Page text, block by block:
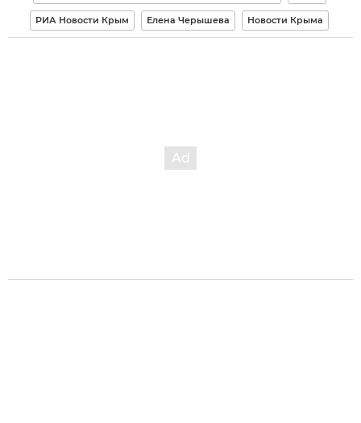
РИА Новости Крым Елена Черышева Новости Крыма